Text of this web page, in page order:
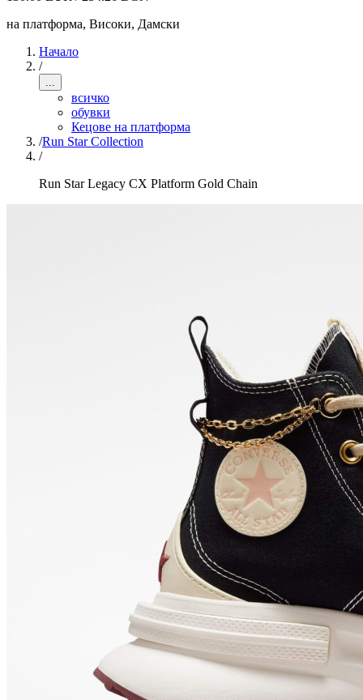
на платформа, Високи, Дамски
Начало
/
...
всичко
обувки
Кецове на платформа
/Run Star Collection
/
Run Star Legacy CX Platform Gold Chain